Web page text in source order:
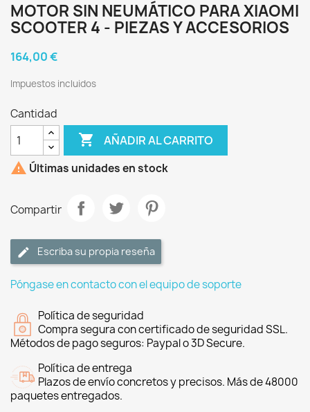
MOTOR SIN NEUMÁTICO PARA XIAOMI
SCOOTER 4 - PIEZAS Y ACCESORIOS
164,00 €
Impuestos incluidos
Cantidad
 AÑADIR AL CARRITO
 Últimas unidades en stock
Compartir
Escriba su propia reseña
Póngase en contacto con el equipo de soporte
Política de seguridad
Compra segura con certificado de seguridad SSL.
Métodos de pago seguros: Paypal o 3D Secure.
Política de entrega
Plazos de envío concretos y precisos. Más de 48000
paquetes entregados.